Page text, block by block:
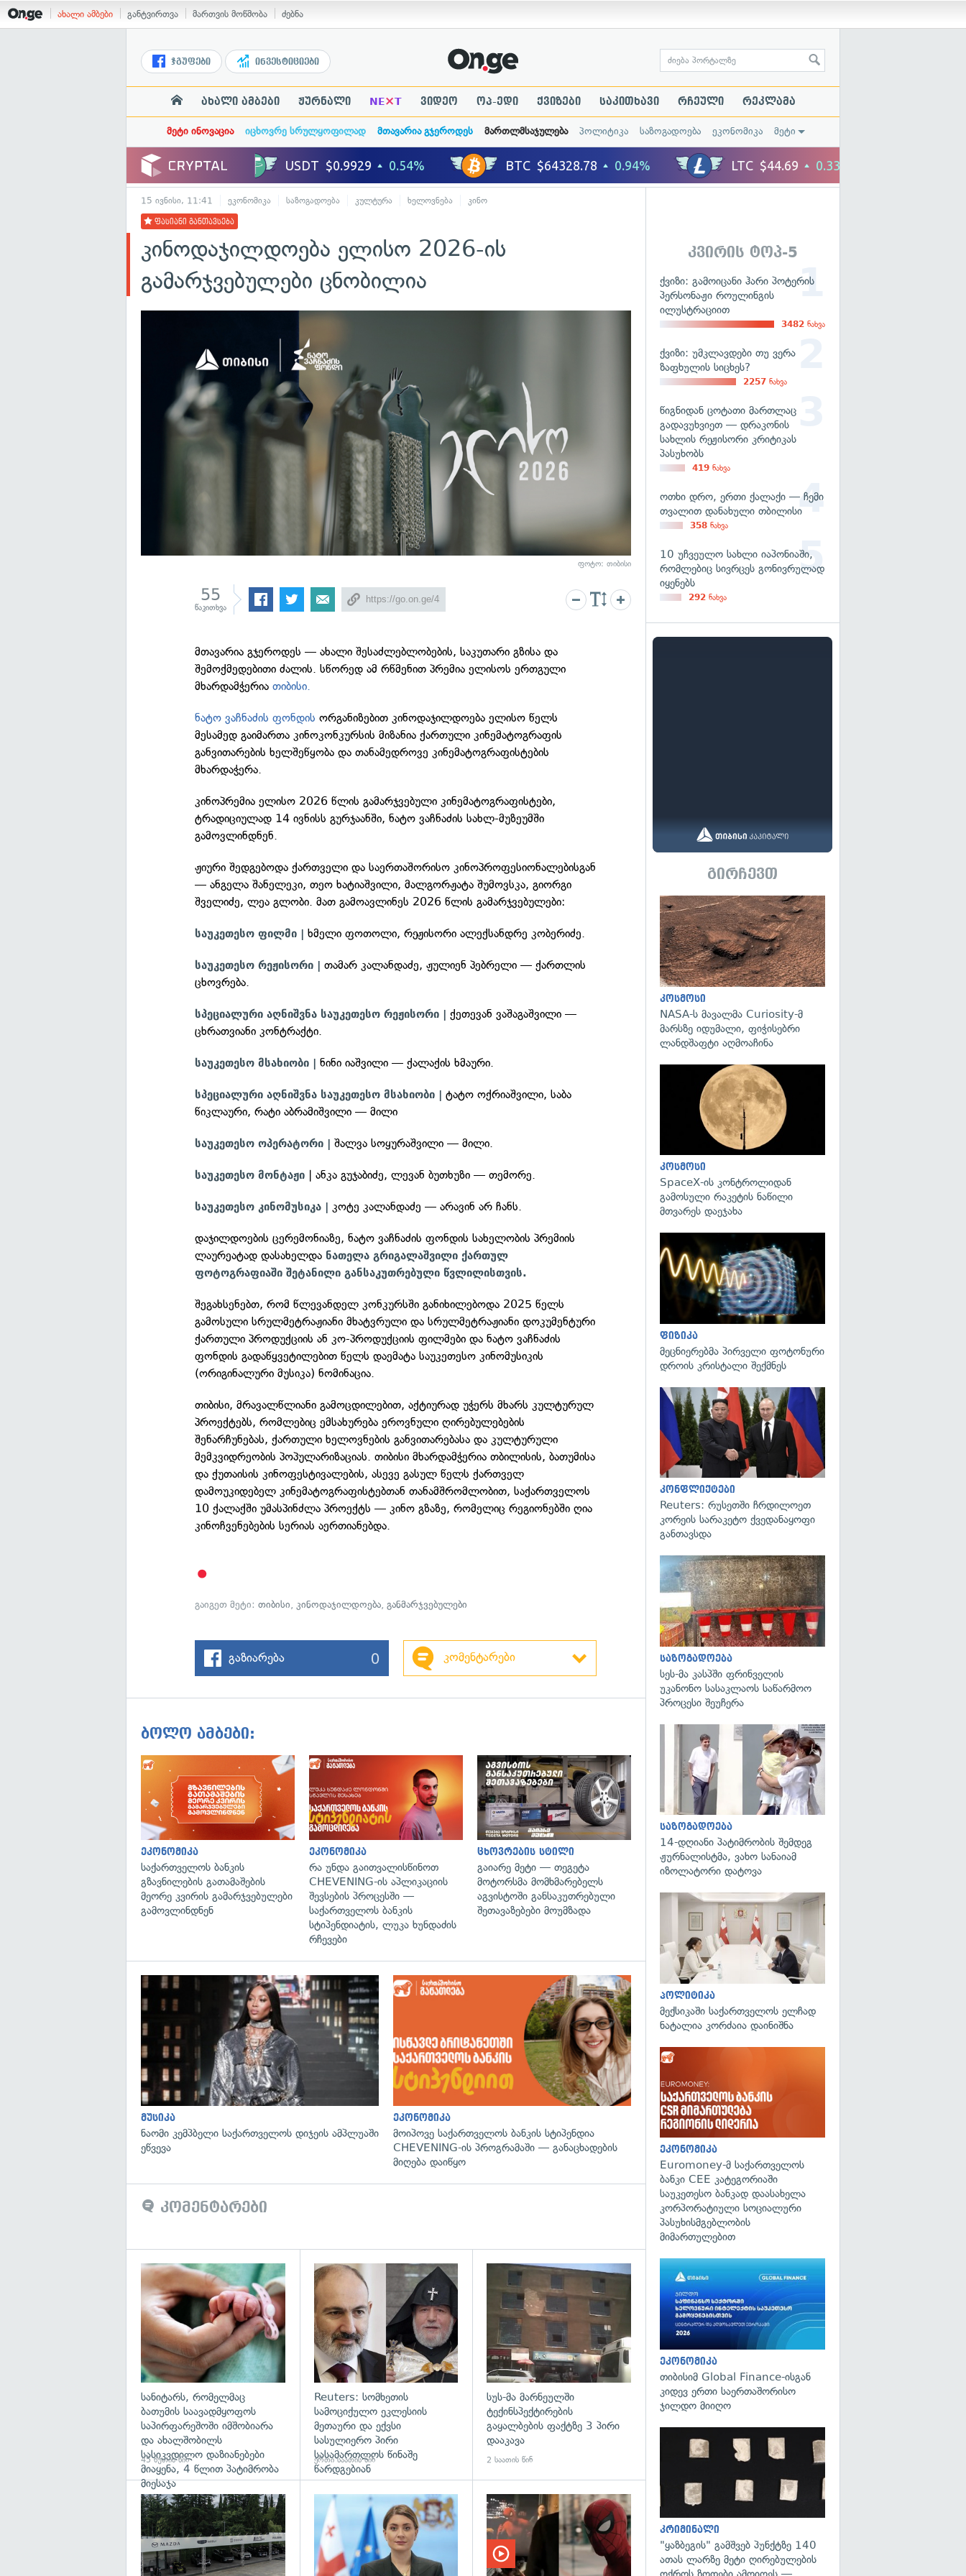
ახალი ამბები განტვირთვა მართვის მოწმობა ძებნა
ჯგუფები ინვესტიციები
ახალი ამბები ჟურნალი NE×T ვიდეო ოპ-ედი ქვიზები საკითხავი რჩეული რეკლამა
მეტი ინოვაცია იცხოვრე სრულყოფილად მთავარია გჯეროდეს მართლმსაჯულება პოლიტიკა საზოგადოება ეკონომიკა მეტი
15 ივნისი, 11:41 ეკონომიკა საზოგადოება კულტურა ხელოვნება კინო
ფასიანი განთავსება
კინოდაჯილდოება ელისო 2026-ის
გამარჯვებულები ცნობილია
ფოტო: თიბისი
55
წაკითხვა
მთავარია გჯეროდეს — ახალი შესაძლებლობების, საკუთარი გზისა და
შემოქმედებითი ძალის. სწორედ ამ რწმენით პრემია ელისოს ერთგული
მხარდამჭერიათიბისი.
ნატო ვაჩნაძის ფონდის ორგანიზებით კინოდაჯილდოება ელისო წელს
მესამედ გაიმართა კინოკონკურსის მიზანია ქართული კინემატოგრაფის
განვითარების ხელშეწყობა და თანამედროვე კინემატოგრაფისტების
მხარდაჭერა.
კინოპრემია ელისო 2026 წლის გამარჯვებული კინემატოგრაფისტები,
ტრადიციულად 14 ივნისს გურჯაანში, ნატო ვაჩნაძის სახლ-მუზეუმში
გამოვლინდნენ.
ჟიური შედგებოდა ქართველი და საერთაშორისო კინოპროფესიონალებისგან
— ანგელა შანელეკი, თეო ხატიაშვილი, მალგორჟატა შუმოვსკა, გიორგი
შველიძე, ლეა გლობი. მათ გამოავლინეს 2026 წლის გამარჯვებულები:
საუკეთესო ფილმი | ხმელი ფოთოლი, რეჟისორი ალექსანდრე კობერიძე.
საუკეთესო რეჟისორი | თამარ კალანდაძე, ჟულიენ პებრელი — ქართლის
ცხოვრება.
სპეციალური აღნიშვნა საუკეთესო რეჟისორი | ქეთევან ვაშაგაშვილი —
ცხრათვიანი კონტრაქტი.
საუკეთესო მსახიობი | ნინი იაშვილი — ქალაქის ხმაური.
სპეციალური აღნიშვნა საუკეთესო მსახიობი | ტატო ოქრიაშვილი, საბა
წიკლაური, რატი აბრამიშვილი — მილი
საუკეთესო ოპერატორი | შალვა სოყურაშვილი — მილი.
საუკეთესო მონტაჟი | ანკა გუჯაბიძე, ლევან ბუთხუზი — თემორე.
საუკეთესო კინომუსიკა | კოტე კალანდაძე — არავინ არ ჩანს.
დაჯილდოების ცერემონიაზე, ნატო ვაჩნაძის ფონდის სახელობის პრემიის
ლაურეატად დასახელდა ნათელა გრიგალაშვილი ქართულ
ფოტოგრაფიაში შეტანილი განსაკუთრებული წვლილისთვის.
შეგახსენებთ, რომ წლევანდელ კონკურსში განიხილებოდა 2025 წელს
გამოსული სრულმეტრაჟიანი მხატვრული და სრულმეტრაჟიანი დოკუმენტური
ქართული პროდუქციის ან კო-პროდუქციის ფილმები და ნატო ვაჩნაძის
ფონდის გადაწყვეტილებით წელს დაემატა საუკეთესო კინომუსიკის
(ორიგინალური მუსიკა) ნომინაცია.
თიბისი, მრავალწლიანი გამოცდილებით, აქტიურად უჭერს მხარს კულტურულ
პროექტებს, რომლებიც ემსახურება ეროვნული ღირებულებების
შენარჩუნებას, ქართული ხელოვნების განვითარებასა და კულტურული
მემკვიდრეობის პოპულარიზაციას. თიბისი მხარდამჭერია თბილისის, ბათუმისა
და ქუთაისის კინოფესტივალების, ასევე გასულ წელს ქართველ
დამოუკიდებელ კინემატოგრაფისტებთან თანამშრომლობით, საქართველოს
10 ქალაქში უმასპინძლა პროექტს — კინო გზაზე, რომელიც რეგიონებში ღია
კინოჩვენებების სერიას აერთიანებდა.
გაიგეთ მეტი:თიბისი,კინოდაჯილდოება,განმარჯვებულები
გაზიარება 0 კომენტარები
ბოლო ამბები:
ეკონომიკა
საქართველოს ბანკის
გზავნილების გათამაშების
მეორე კვირის გამარჯვებულები
გამოვლინდნენ
ეკონომიკა
რა უნდა გაითვალისწინოთ
CHEVENING-ის აპლიკაციის
შევსების პროცესში —
საქართველოს ბანკის
სტიპენდიატის, ლუკა ხუნდაძის
რჩევები
ცხოვრების სტილი
გაიარე მეტი — თეგეტა
მოტორსმა მომხმარებელს
აგვისტოში განსაკუთრებული
შეთავაზებები მოუმზადა
გადახედვა
მუსიკა
ნაომი კემპბელი საქართველოს დიჯეის ამპლუაში
ეწვევა
ეკონომიკა
მოიპოვე საქართველოს ბანკის სტიპენდია
CHEVENING-ის პროგრამაში — განაცხადების
მიღება დაიწყო
კომენტარები
გადახედვა
სანიტარს, რომელმაც
ბათუმის საავადმყოფოს
საპირფარეშოში იმშობიარა
და ახალშობილს
სასიკვდილო დაზიანებები
მიაყენა, 4 წლით პატიმრობა
მიესაჯა
45 წუთის წინ
Reuters: სომხეთის
სამოციქულო ეკლესიის
მეთაური და ექვსი
სასულიერო პირი
სასამართლოს წინაშე
წარდგებიან
ერთი საათის წინ
გადახედვა
სუს-მა მარნეულში
ტექინსპექტირების
გაყალბების ფაქტზე 3 პირი
დააკავა
2 საათის წინ
გადახედვა
კვირის ტოპ-5
ქვიზი: გამოიცანი ჰარი პოტერის
პერსონაჟი როულინგის
ილუსტრაციით
3482 ნახვა
ქვიზი: უმკლავდები თუ ვერა
ზაფხულის სიცხეს?
2257 ნახვა
წიგნიდან ცოტათი მართლაც
გადავუხვიეთ — დრაკონის
სახლის რეჟისორი კრიტიკას
პასუხობს
419 ნახვა
ოთხი დრო, ერთი ქალაქი — ჩემი
თვალით დანახული თბილისი
358 ნახვა
10 უჩვეულო სახლი იაპონიაში,
რომლებიც სივრცეს გონივრულად
იყენებს
292 ნახვა
გირჩევთ
კოსმოსი
NASA-ს მავალმა Curiosity-მ
მარსზე იდუმალი, ფიჭისებრი
ლანდშაფტი აღმოაჩინა
კოსმოსი
SpaceX-ის კონტროლიდან
გამოსული რაკეტის ნაწილი
მთვარეს დაეჯახა
ფიზიკა
მეცნიერებმა პირველი ფოტონური
დროის კრისტალი შექმნეს
კონფლიქტები
Reuters: რუსეთში ჩრდილოეთ
კორეის სარაკეტო ქვედანაყოფი
განთავსდა
საზოგადოება
სეს-მა კასპში ფრინველის
უკანონო სასაკლაოს საწარმოო
პროცესი შეუჩერა
საზოგადოება
14-დღიანი პატიმრობის შემდეგ
ჟურნალისტმა, ვახო სანაიამ
იზოლატორი დატოვა
პოლიტიკა
მექსიკაში საქართველოს ელჩად
ნატალია კორძაია დაინიშნა
ეკონომიკა
Euromoney-მ საქართველოს
ბანკი CEE კატეგორიაში
საუკეთესო ბანკად დაასახელა
კორპორატიული სოციალური
პასუხისმგებლობის
მიმართულებით
ეკონომიკა
თიბისიმ Global Finance-ისგან
კიდევ ერთი საერთაშორისო
ჯილდო მიიღო
კრიმინალი
"ყაზბეგის" გამშვებ პუნქტზე 140
ათას ლარზე მეტი ღირებულების